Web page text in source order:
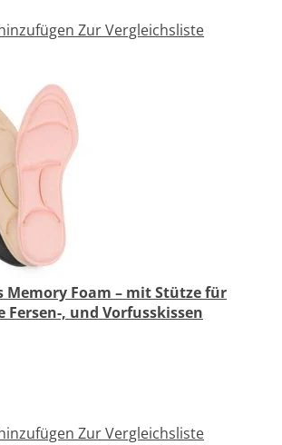
Zur Vergleichsliste
Memory Foam – mit Stütze für
Fersen-, und Vorfusskissen
Zur Vergleichsliste